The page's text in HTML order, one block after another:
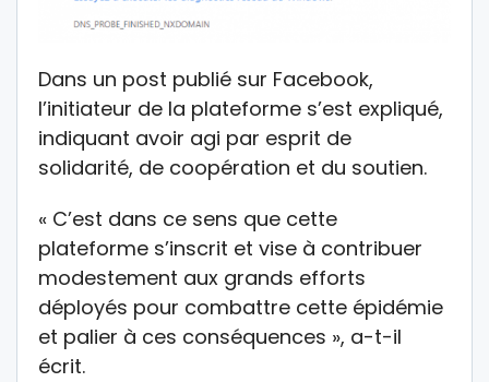
Dans un post publié sur Facebook,
l’initiateur de la plateforme s’est expliqué,
indiquant avoir agi par esprit de
solidarité, de coopération et du soutien.
« C’est dans ce sens que cette
plateforme s’inscrit et vise à contribuer
modestement aux grands efforts
déployés pour combattre cette épidémie
et palier à ces conséquences », a-t-il
écrit.